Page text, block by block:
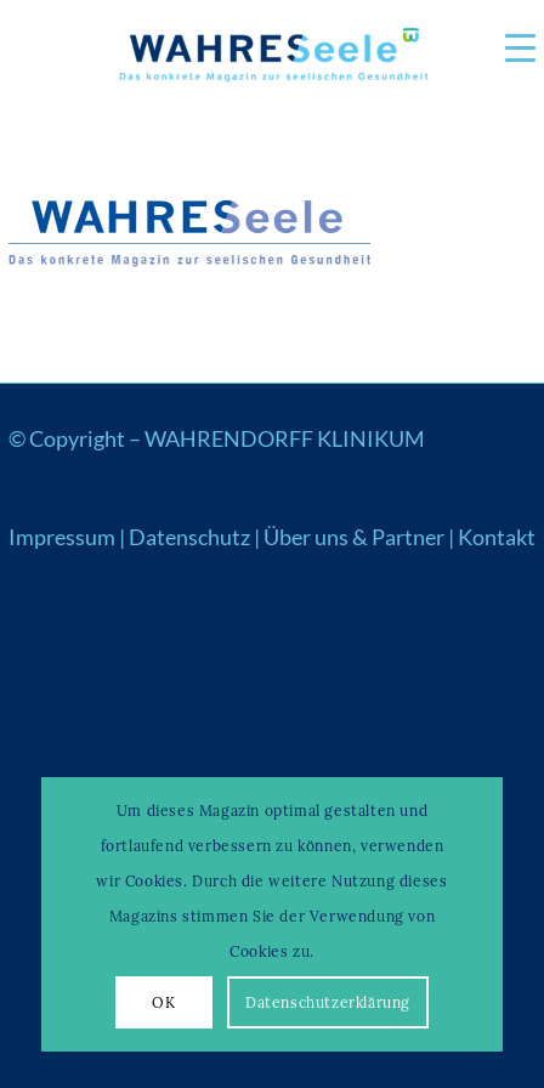
© Copyright –WAHRENDORFF KLINIKUM
Impressum | Datenschutz| Über uns & Partner| Kontakt
Um dieses Magazin optimal gestalten und
fortlaufend verbessern zu können, verwenden
wir Cookies. Durch die weitere Nutzung dieses
Magazins stimmen Sie der Verwendung von
Cookies zu.
OK Datenschutzerklärung